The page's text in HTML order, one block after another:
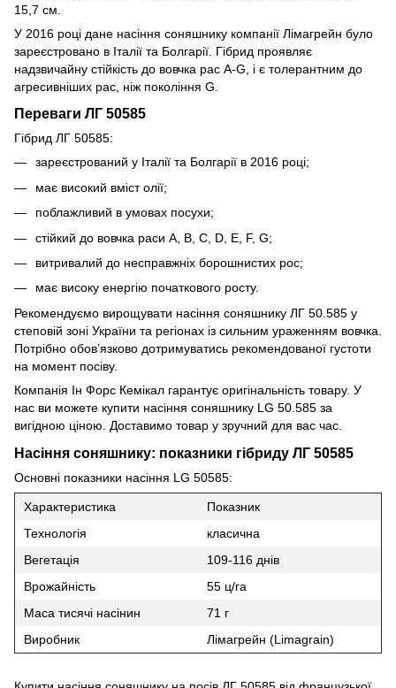
15,7 см.
У 2016 році дане насіння соняшнику компанії Лімагрейн було
зареєстровано в Італії та Болгарії. Гібрид проявляє
надзвичайну стійкість до вовчка рас А-G, і є толерантним до
агресивніших рас, ніж покоління G.
Переваги ЛГ 50585
Гібрид ЛГ 50585:
зареєстрований у Італії та Болгарії в 2016 році;
має високий вміст олії;
поблажливий в умовах посухи;
стійкий до вовчка раси A, B, C, D, E, F, G;
витривалий до несправжніх борошнистих рос;
має високу енергію початкового росту.
Рекомендуємо вирощувати насіння соняшнику ЛГ 50.585 у
степовій зоні України та регіонах із сильним ураженням вовчка.
Потрібно обов’язково дотримуватись рекомендованої густоти
на момент посіву.
Компанія Ін Форс Кемікал гарантує оригінальність товару. У
нас ви можете купити насіння соняшнику LG 50.585 за
вигідною ціною. Доставимо товар у зручний для вас час.
Насіння соняшнику: показники гібриду ЛГ 50585
Основні показники насіння LG 50585:
Характеристика
Показник
Технологія
класична
Вегетація
109-116 днів
Врожайність
55 ц/га
Маса тисячі насінин
71 г
Виробник
Лімагрейн (Limagrain)